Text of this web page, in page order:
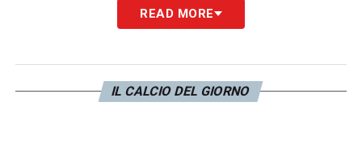
«Le carte sul tavolo sono
stato il nostro obiettivo. L’idea del rinnovo
era venuta già ad agosto al direttore
READ MORE
IL CALCIO DEL GIORNO